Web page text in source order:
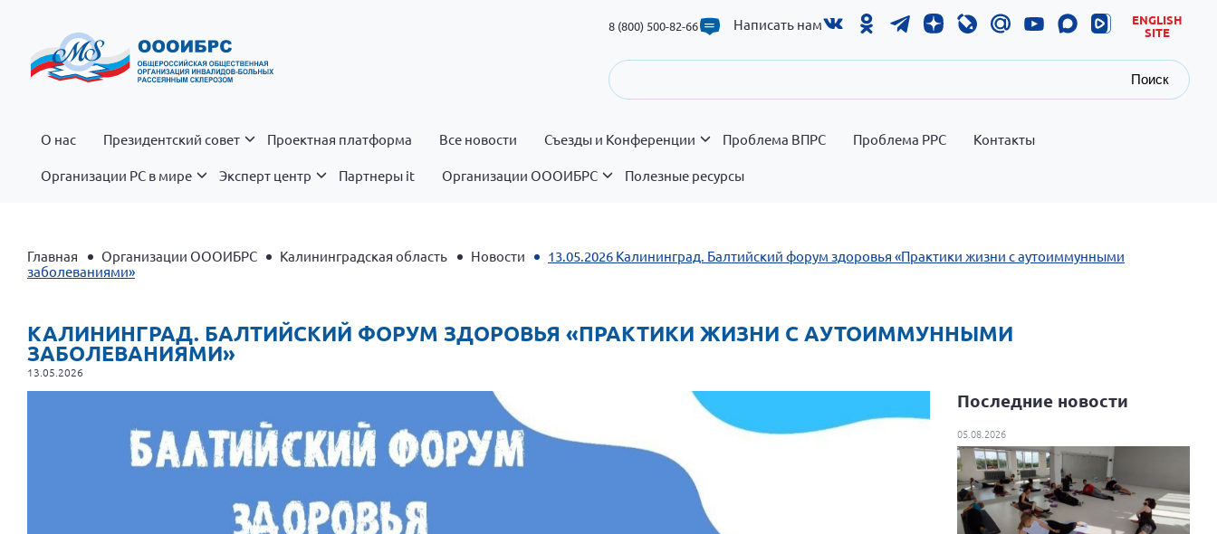
8 (800) 500-82-66 Написать нам
ENGLISH
SITE
Поиск
О нас Президентский совет Проектная платформа Все новости Съезды и Конференции Проблема ВПРС Проблема РРС Контакты
Организации РС в мире Эксперт центр Партнеры it Организации ОООИБРС Полезные ресурсы
Главная Организации ОООИБРС Калининградская область Новости
13.05.2026 Калининград. Балтийский форум здоровья «Практики жизни с аутоиммунными
заболеваниями»
КАЛИНИНГРАД. БАЛТИЙСКИЙ ФОРУМ ЗДОРОВЬЯ «ПРАКТИКИ ЖИЗНИ С АУТОИММУННЫМИ
ЗАБОЛЕВАНИЯМИ»
13.05.2026
Последние новости
05.08.2026